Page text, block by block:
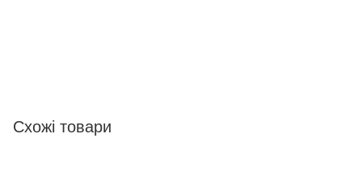
Схожі товари